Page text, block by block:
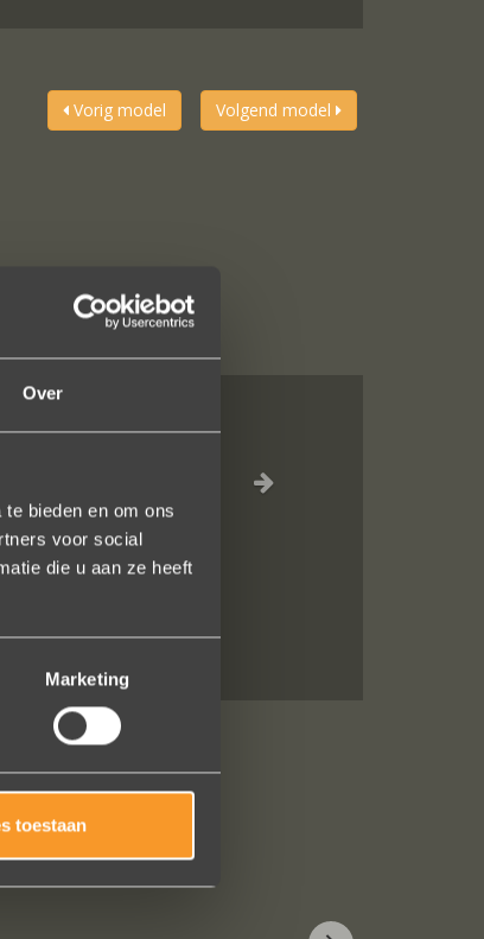
Over
bieden en om ons
voor social
die u aan ze heeft
Marketing
toestaan
Vorig model Volgend model